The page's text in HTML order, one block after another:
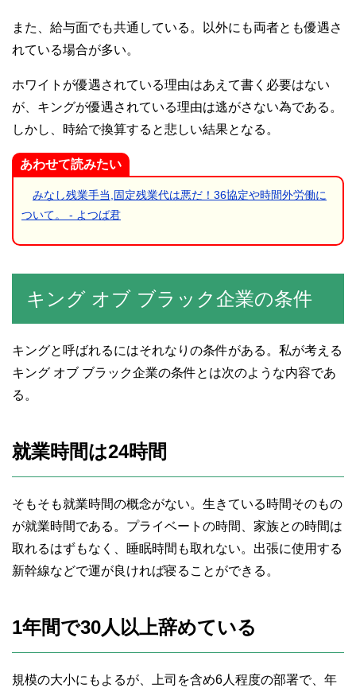
また、給与面でも共通している。以外にも両者とも優遇さ
れている場合が多い。
ホワイトが優遇されている理由はあえて書く必要はない
が、キングが優遇されている理由は逃がさない為である。
しかし、時給で換算すると悲しい結果となる。
あわせて読みたい
みなし残業手当,固定残業代は悪だ！36協定や時間外労働に
ついて。 - よつば君
キング オブ ブラック企業の条件
キングと呼ばれるにはそれなりの条件がある。私が考える
キング オブ ブラック企業の条件とは次のような内容であ
る。
就業時間は24時間
そもそも就業時間の概念がない。生きている時間そのもの
が就業時間である。プライベートの時間、家族との時間は
取れるはずもなく、睡眠時間も取れない。出張に使用する
新幹線などで運が良ければ寝ることができる。
1年間で30人以上辞めている
規模の大小にもよるが、上司を含め6人程度の部署で、年